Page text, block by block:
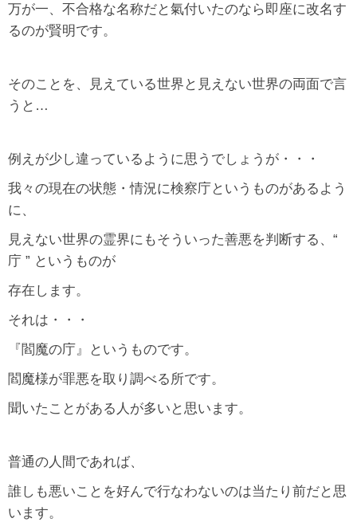
万が一、不合格な名称だと氣付いたのなら即座に改名す
るのが賢明です。
そのことを、見えている世界と見えない世界の両面で言
うと…
例えが少し違っているように思うでしょうが・・・
我々の現在の状態・情況に検察庁というものがあるよう
に、
見えない世界の霊界にもそういった善悪を判断する、“
庁 ” というものが
存在します。
それは・・・
『閻魔の庁』というものです。
閻魔様が罪悪を取り調べる所です。
聞いたことがある人が多いと思います。
普通の人間であれば、
誰しも悪いことを好んで行なわないのは当たり前だと思
います。